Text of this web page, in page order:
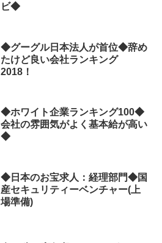
ビ◆
◆グーグル日本法人が首位◆辞め
たけど良い会社ランキング
2018！
◆ホワイト企業ランキング100◆
会社の雰囲気がよく基本給が高い
◆
◆日本のお宝求人：経理部門◆国
産セキュリティーベンチャー(上
場準備)